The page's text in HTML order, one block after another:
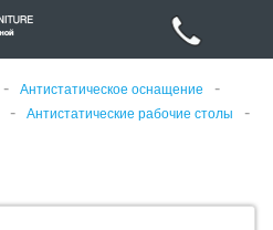
- Антистатическое оснащение -
- Антистатические рабочие столы -